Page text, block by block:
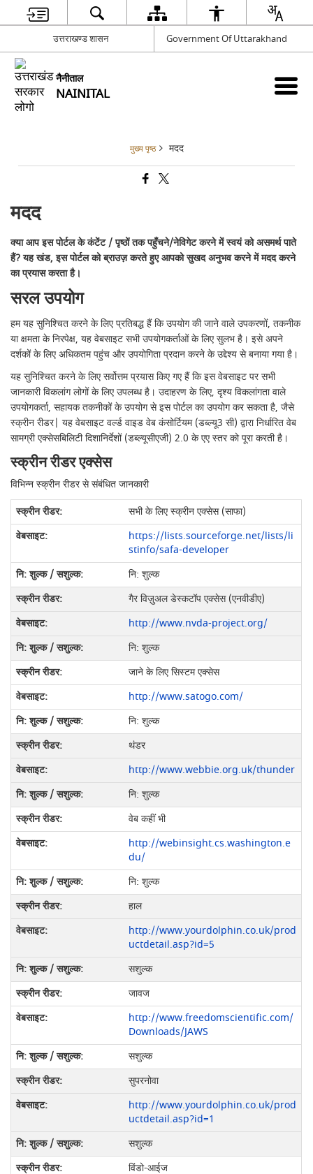
उत्तराखण्ड शासन Government Of Uttarakhand
नैनीताल
NAINITAL
मुख्य पृष्ठ मदद
मदद
क्या आप इस पोर्टल के कंटेंट / पृष्ठों तक पहुँचने/नेविगेट करने में स्वयं को असमर्थ पाते
हैं? यह खंड, इस पोर्टल को ब्राउज़ करते हुए आपको सुखद अनुभव करने में मदद करने
का प्रयास करता है।
सरल उपयोग
हम यह सुनिश्चित करने के लिए प्रतिबद्ध हैं कि उपयोग की जाने वाले उपकरणों, तकनीक
या क्षमता के निरपेक्ष, यह वेबसाइट सभी उपयोगकर्ताओं के लिए सुलभ है। इसे अपने
दर्शकों के लिए अधिकतम पहुंच और उपयोगिता प्रदान करने के उद्देश्य से बनाया गया है।
यह सुनिश्चित करने के लिए सर्वोत्तम प्रयास किए गए हैं कि इस वेबसाइट पर सभी
जानकारी विकलांग लोगों के लिए उपलब्ध है। उदाहरण के लिए, दृश्य विकलांगता वाले
उपयोगकर्ता, सहायक तकनीकों के उपयोग से इस पोर्टल का उपयोग कर सकता है, जैसे
स्क्रीन रीडर| यह वेबसाइट वर्ल्ड वाइड वेब कंसोर्टियम (डब्ल्यू3 सी) द्वारा निर्धारित वेब
सामग्री एक्सेसबिलिटी दिशानिर्देशों (डब्ल्यूसीएजी) 2.0 के एए स्तर को पूरा करती है।
स्क्रीन रीडर एक्सेस
विभिन्न स्क्रीन रीडर से संबंधित जानकारी
सभी के लिए स्क्रीन एक्सेस (साफा)
https://lists.sourceforge.net/lists/li
stinfo/safa-developer
नि: शुल्क
गैर विज़ुअल डेस्कटॉप एक्सेस (एनवीडीए)
http://www.nvda-project.org/
नि: शुल्क
जाने के लिए सिस्टम एक्सेस
http://www.satogo.com/
नि: शुल्क
थंडर
http://www.webbie.org.uk/thunder
नि: शुल्क
वेब कहीं भी
http://webinsight.cs.washington.e
du/
नि: शुल्क
हाल
http://www.yourdolphin.co.uk/prod
uctdetail.asp?id=5
सशुल्क
जावज
http://www.freedomscientific.com/
Downloads/JAWS
सशुल्क
सुपरनोवा
http://www.yourdolphin.co.uk/prod
uctdetail.asp?id=1
सशुल्क
विंडो-आईज